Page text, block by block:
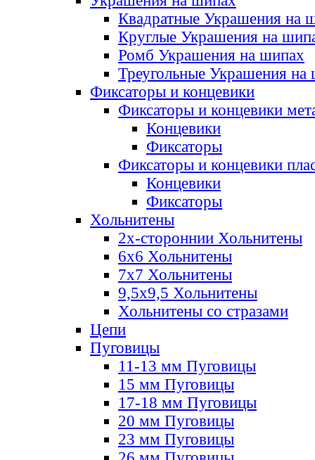
Квадратные Украшения на
Круглые Украшения на
Ромб Украшения на шипах
Треугольные Украшения на
Фиксаторы и концевики
Фиксаторы и концевики
Концевики
Фиксаторы
Фиксаторы и концевики
Концевики
Фиксаторы
Хольнитены
2х-стороннии Хольнитены
6х6 Хольнитены
7х7 Хольнитены
9,5х9,5 Хольнитены
Хольнитены со стразами
Цепи
Пуговицы
11-13 мм Пуговицы
15 мм Пуговицы
17-18 мм Пуговицы
20 мм Пуговицы
23 мм Пуговицы